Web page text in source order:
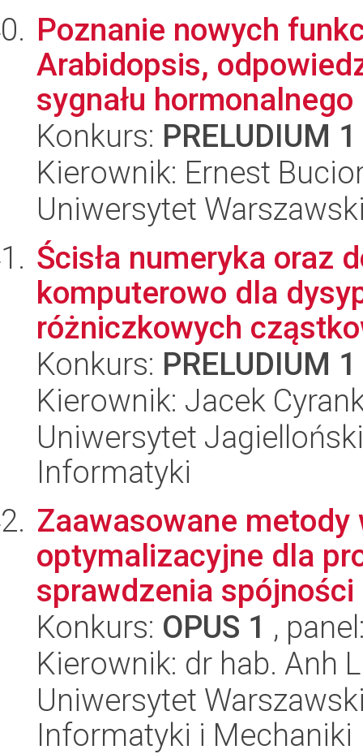
Poznanie nowych
Arabidopsis,
sygnału
Konkurs: PRELUDIUM 1
Kierownik: Ernest
Uniwersytet
Ścisła numeryka oraz
komputerowo dla
różniczkowych
Konkurs: PRELUDIUM 1
Kierownik: Jacek
Uniwersytet
Informatyki
Zaawasowane
optymalizacyjne dla
sprawdzenia spójności
Konkurs: OPUS 1 ,
Kierownik: dr hab. Anh
Uniwersytet
Informatyki i Mechaniki